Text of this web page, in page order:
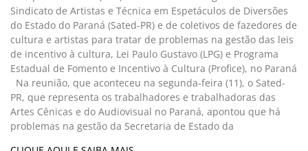
Sindicato de Artistas e Técnica em Espetáculos de Diversões
do Estado do Paraná (Sated-PR) e de coletivos de fazedores de
cultura e artistas para tratar de problemas na gestão das leis
de incentivo à cultura, Lei Paulo Gustavo (LPG) e Programa
Estadual de Fomento e Incentivo à Cultura (Profice), no Paraná
Na reunião, que aconteceu na segunda-feira (11), o Sated-
PR, que representa os trabalhadores e trabalhadoras das
Artes Cênicas e do Audiovisual no Paraná, apontou que há
problemas na gestão da Secretaria de Estado da